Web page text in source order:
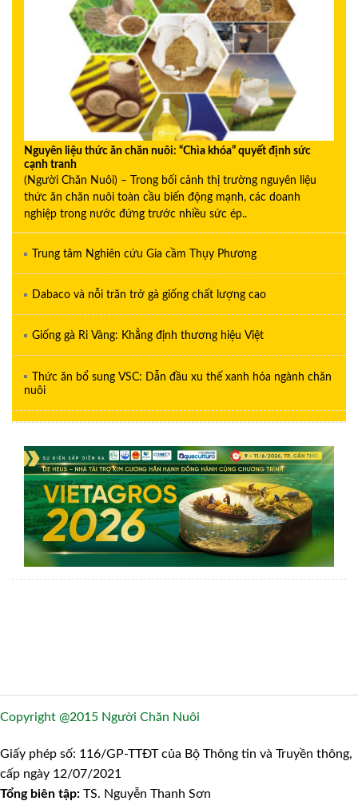
Nguyên liệu thức ăn chăn nuôi: “Chìa khóa” quyết định sức
cạnh tranh
(Người Chăn Nuôi) – Trong bối cảnh thị trường nguyên liệu
thức ăn chăn nuôi toàn cầu biến động mạnh, các doanh
nghiệp trong nước đứng trước nhiều sức ép..
Trung tâm Nghiên cứu Gia cầm Thụy Phương
Dabaco và nỗi trăn trở gà giống chất lượng cao
Giống gà Ri Vàng: Khẳng định thương hiệu Việt
Thức ăn bổ sung VSC: Dẫn đầu xu thế xanh hóa ngành chăn
nuôi
Copyright @2015 Người Chăn Nuôi
Giấy phép số: 116/GP-TTĐT của Bộ Thông tin và Truyền thông,
cấp ngày 12/07/2021
Tổng biên tập: TS. Nguyễn Thanh Sơn